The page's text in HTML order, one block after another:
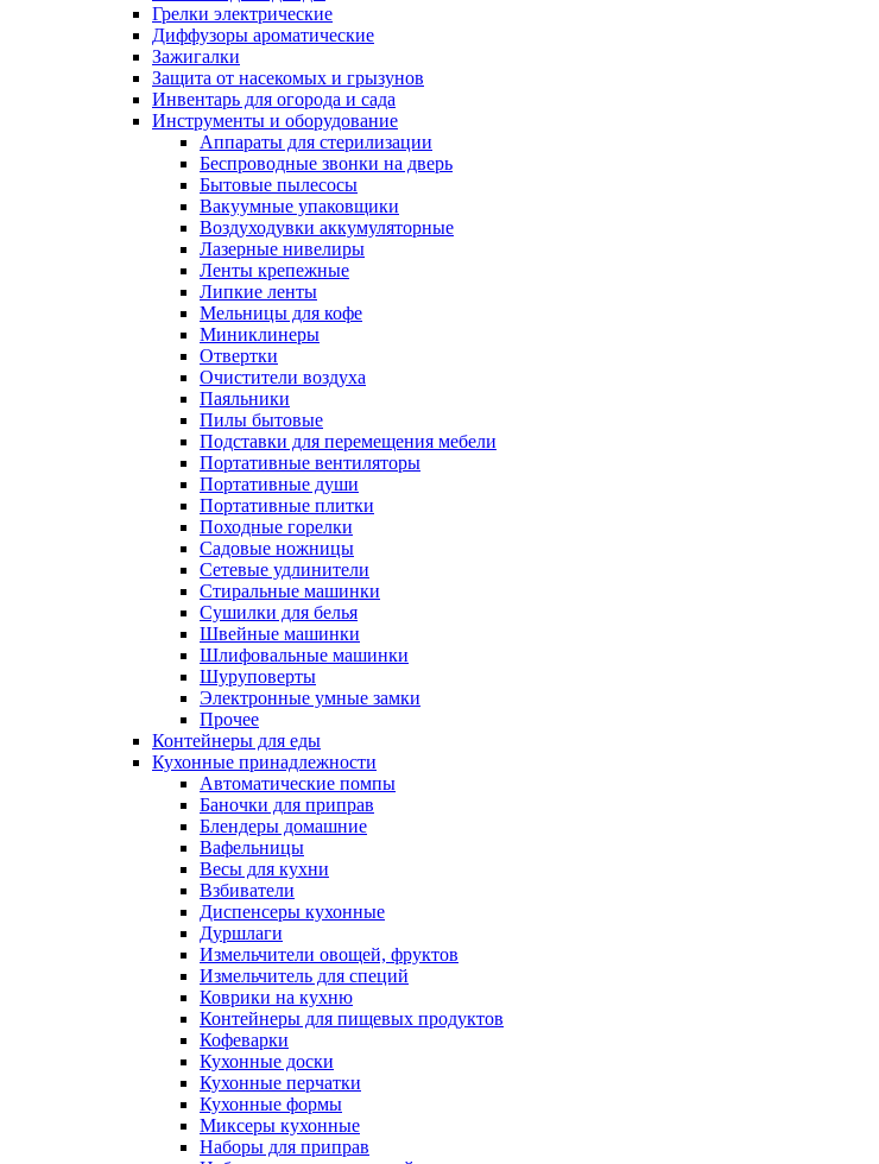
Грелки электрические
Диффузоры ароматические
Зажигалки
Защита от насекомых и грызунов
Инвентарь для огорода и сада
Инструменты и оборудование
Аппараты для стерилизации
Беспроводные звонки на дверь
Бытовые пылесосы
Вакуумные упаковщики
Воздуходувки аккумуляторные
Лазерные нивелиры
Ленты крепежные
Липкие ленты
Мельницы для кофе
Миниклинеры
Отвертки
Очистители воздуха
Паяльники
Пилы бытовые
Подставки для перемещения мебели
Портативные вентиляторы
Портативные души
Портативные плитки
Походные горелки
Садовые ножницы
Сетевые удлинители
Стиральные машинки
Сушилки для белья
Швейные машинки
Шлифовальные машинки
Шуруповерты
Электронные умные замки
Прочее
Контейнеры для еды
Кухонные принадлежности
Автоматические помпы
Баночки для приправ
Блендеры домашние
Вафельницы
Весы для кухни
Взбиватели
Диспенсеры кухонные
Дуршлаги
Измельчители овощей, фруктов
Измельчитель для специй
Коврики на кухню
Контейнеры для пищевых продуктов
Кофеварки
Кухонные доски
Кухонные перчатки
Кухонные формы
Миксеры кухонные
Наборы для приправ